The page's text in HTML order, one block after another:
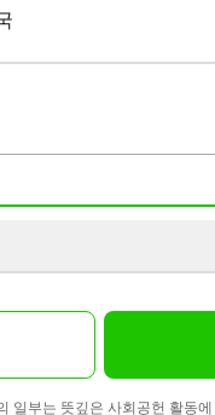
일부는 뜻깊은 사회공헌 활동